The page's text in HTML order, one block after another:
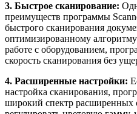
3. Быстрое сканирование:
преимуществ программы
быстрого сканирования
оптимизированному
работе с оборудованием,
скорость сканирования без
4. Расширенные настройки:
настройка сканирования,
широкий спектр